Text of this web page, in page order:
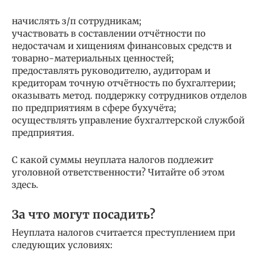
начислять з/п сотрудникам;
участвовать в составлении отчётности по
недостачам и хищениям финансовых средств и
товарно-материальных ценностей;
предоставлять руководителю, аудиторам и
кредиторам точную отчётность по бухгалтерии;
оказывать метод. поддержку сотрудников отделов
по предприятиям в сфере бухучёта;
осуществлять управление бухгалтерской службой
предприятия.
С какой суммы неуплата налогов подлежит
уголовной ответственности? Читайте об этом
здесь.
За что могут посадить?
Неуплата налогов считается преступлением при
следующих условиях: